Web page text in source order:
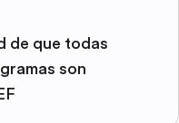
de que todas
son